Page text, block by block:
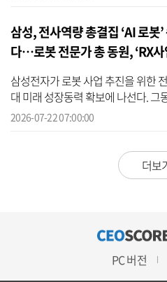
삼성, 전사역량 총결집 ‘AI 로봇
다…로봇 전문가 총 동원, ‘RX
실’ 출격
삼성전자가 로봇 사업 추진을 위한
대 미래 성장동력 확보에 나선다. 그
관련 역량을 한데 모아 기술 개발부
2026-07-22 07:00:00
더보
PC 버전